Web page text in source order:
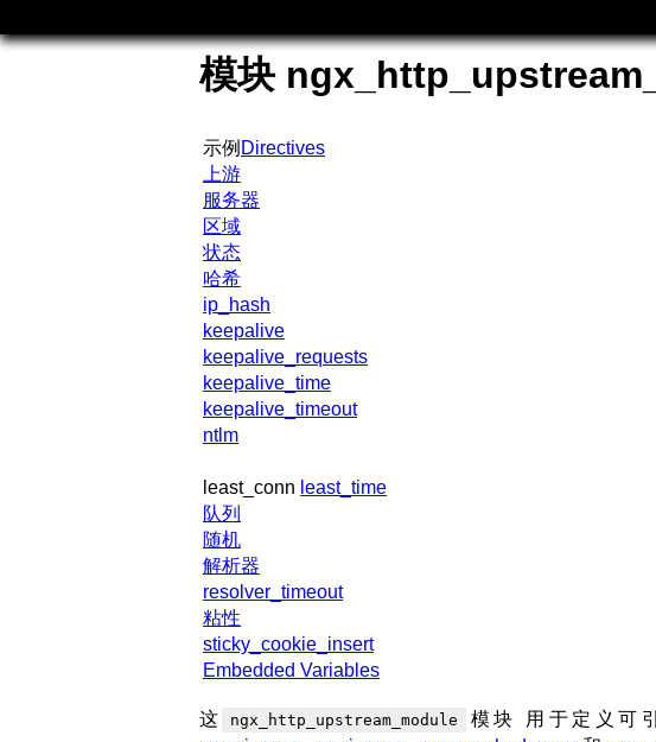
模块
示例 Directives
上游
服务器
区域
状态
哈希
ip_hash
keepalive
keepalive_requests
keepalive_time
keepalive_timeout
ntlm
least_conn least_time
队列
随机
解析器
resolver_timeout
粘性
sticky_cookie_insert
Embedded Variables
这 ngx_http_upstream_module 模块 用于定义可